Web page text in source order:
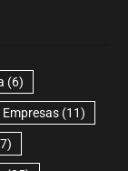
(6)
Empresas(11)